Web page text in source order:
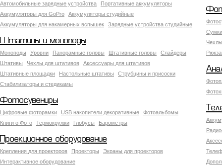
Автомобильные зарядные устройства
Портативные аккумуляторы
Аккумуляторы для GoPro
Аккумуляторы студийные
Аккумуляторы для накамерных вспышек
Зарядные устройства студийные
Штативы и моноподы
Моноподы Уровни Панорамные головы Штативные головы
Слайдеры
Штативы
Чехлы для штативов
Аксессуары для штативов
Штативные площадки
Настольные штативы
Струбцины и присоски
Стабилизаторы и стедикамы
Фотосувениры
Цифровые фоторамки USB накопители декоративные
Фотоальбомы
Книги о Фото
Термокружки Глобусы Барометры
Проекционное оборудование
Крепления для проекторов Проекторы
Экраны для проекторов
Интерактивное оборудование